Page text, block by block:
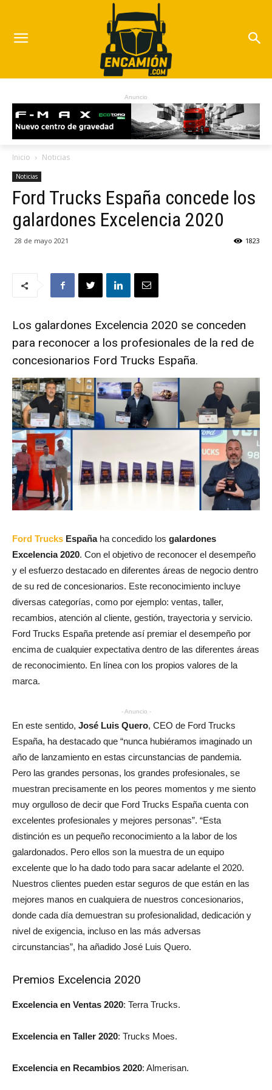
Anuncio
Inicio Noticias
Noticias
Ford Trucks España concede los
galardones Excelencia 2020
28 de mayo 2021 1823
Los galardones Excelencia 2020 se conceden
para reconocer a los profesionales de la red de
concesionarios Ford Trucks España.
Ford Trucks Españaha concedido los galardones
Excelencia 2020. Con el objetivo de reconocer el desempeño
y el esfuerzo destacado en diferentes áreas de negocio dentro
de su red de concesionarios. Este reconocimiento incluye
diversas categorías, como por ejemplo: ventas, taller,
recambios, atención al cliente, gestión, trayectoria y servicio.
Ford Trucks España pretende así premiar el desempeño por
encima de cualquier expectativa dentro de las diferentes áreas
de reconocimiento. En línea con los propios valores de la
marca.
- Anuncio -
En este sentido, José Luis Quero, CEO de Ford Trucks
España, ha destacado que “nunca hubiéramos imaginado un
año de lanzamiento en estas circunstancias de pandemia.
Pero las grandes personas, los grandes profesionales, se
muestran precisamente en los peores momentos y me siento
muy orgulloso de decir que Ford Trucks España cuenta con
excelentes profesionales y mejores personas”. “Esta
distinción es un pequeño reconocimiento a la labor de los
galardonados. Pero ellos son la muestra de un equipo
excelente que lo ha dado todo para sacar adelante el 2020.
Nuestros clientes pueden estar seguros de que están en las
mejores manos en cualquiera de nuestros concesionarios,
donde cada día demuestran su profesionalidad, dedicación y
nivel de exigencia, incluso en las más adversas
circunstancias”, ha añadido José Luis Quero.
Premios Excelencia 2020
Excelencia en Ventas 2020: Terra Trucks.
Excelencia en Taller 2020: Trucks Moes.
Excelencia en Recambios 2020: Almerisan.